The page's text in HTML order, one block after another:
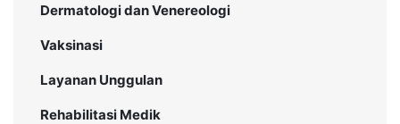
Dermatologi dan Venereologi
Vaksinasi
Layanan Unggulan
Rehabilitasi Medik